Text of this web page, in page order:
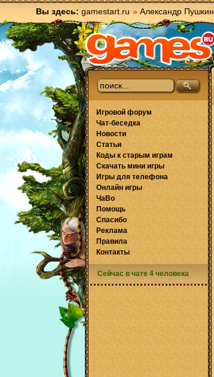
Вы здесь: gamestart.ru » Александр Пушкин
Игровой форум
Чат-беседка
Новости
Статьи
Коды к старым играм
Скачать мини игры
Игры для телефона
Онлайн игры
ЧаВо
Помощь
Спасибо
Реклама
Правила
Контакты
Сейчас в чате 4 человека